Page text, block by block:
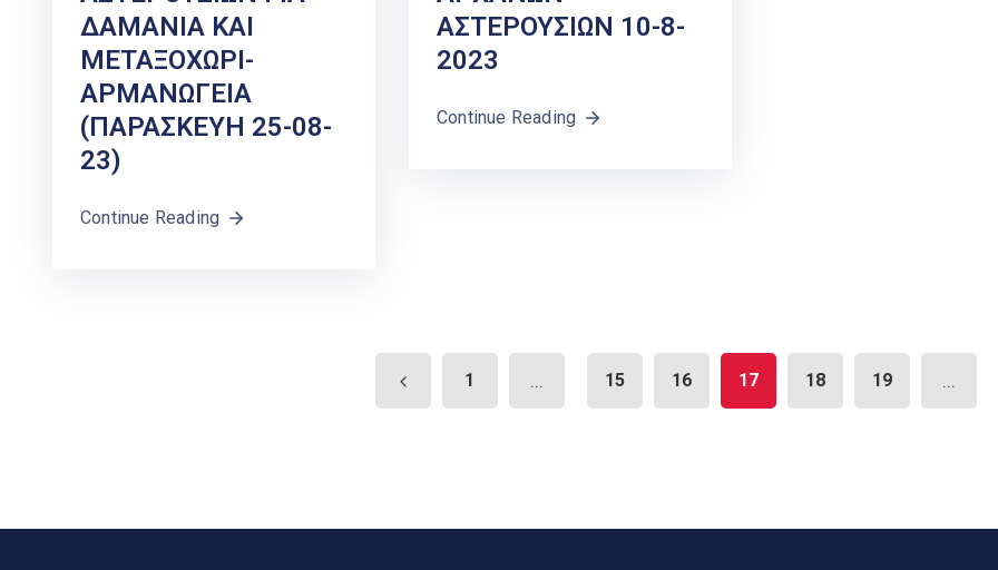
ΔΑΜΑΝΙΑ ΚΑΙ
ΜΕΤΑΞΟΧΩΡΙ-
ΑΡΜΑΝΩΓΕΙΑ
(ΠΑΡΑΣΚΕΥΗ 25-08-
23)
Continue Reading
ΑΣΤΕΡΟΥΣΙΩΝ 10-8-
2023
Continue Reading
1 ... 15 16 17 18 19 ...